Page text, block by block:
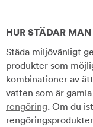
HUR STÄDAR
Städa miljövänligt
produkter som
kombinationer av
vatten som är gamla
rengöring. Om du